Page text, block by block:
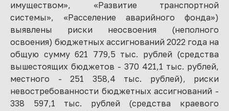
имуществом», «Развитие транспортной
системы», «Расселение аварийного фонда»)
выявлены риски неосвоения (неполного
освоения) бюджетных ассигнований 2022 года на
общую сумму 621 779,5 тыс. рублей (средства
вышестоящих бюджетов - 370 421,1 тыс. рублей,
местного - 251 358,4 тыс. рублей), риски
невостребованности бюджетных ассигнований -
338 597,1 тыс. рублей (средства краевого